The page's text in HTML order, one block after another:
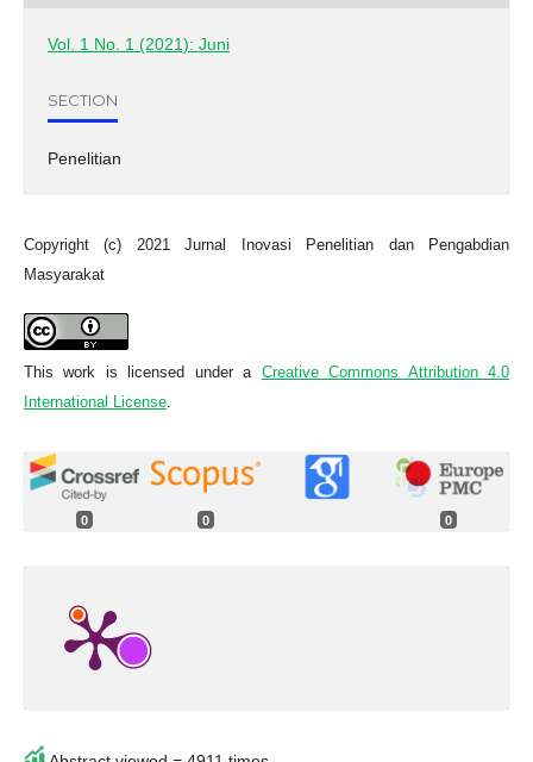
Vol. 1 No. 1 (2021): Juni
SECTION
Penelitian
Copyright (c) 2021 Jurnal Inovasi Penelitian dan Pengabdian
Masyarakat
This work is licensed under a Creative Commons Attribution 4.0
International License.
0 0 0